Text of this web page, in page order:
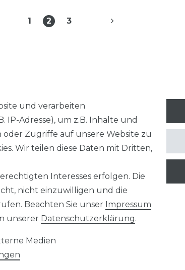
1 2 3
Widerrufs­recht
2026 | Alle Rechte vorbehalten.
und verarbeiten
IP-Adresse), um z.B. Inhalte und
Zugriffe auf unsere Website zu
Wir teilen diese Daten mit Dritten,
Interesses erfolgen. Die
nicht einzuwilligen und die
Beachten Sie unser Impressum
unserer Daten­schutz­erklärung.
Medien